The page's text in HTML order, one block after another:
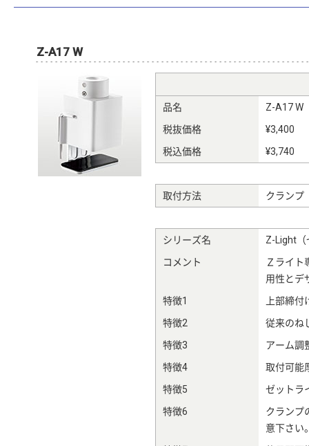
Z-A17 W
品名
Z-A17 W
税抜価格
¥3,400
税込価格
¥3,740
取付方法 クランプ
シリーズ名
Z-Light（
コメント
Ｚライト
用性とデ
特徴1
上部締
特徴2
従来のね
特徴3
アーム調
特徴4
取付可能
特徴5
ゼットラ
特徴6
クランプ
意下さい